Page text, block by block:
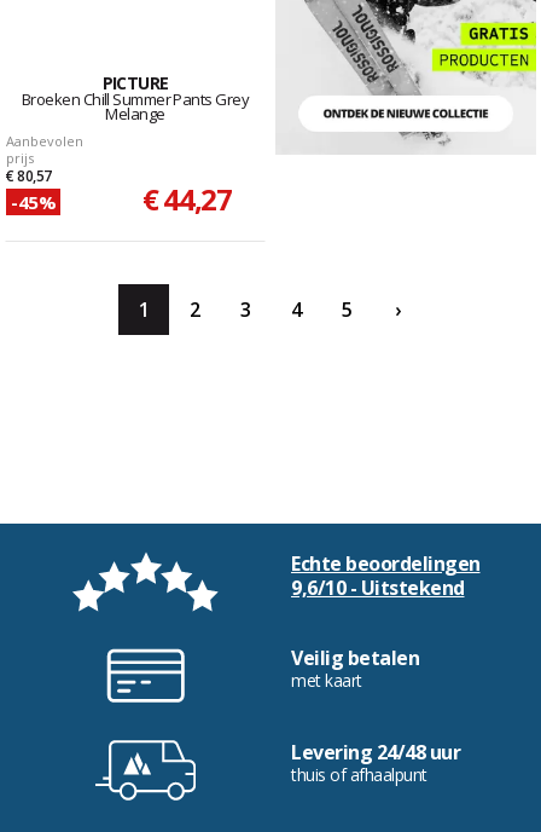
PICTURE
Broeken Chill Summer Pants Grey
Melange
Aanbevolen
prijs
€ 80,57
-45% € 44,27
1 2 3 4 5 ›
Echte beoordelingen
9,6/10 - Uitstekend
Veilig betalen
met kaart
Levering 24/48 uur
thuis of afhaalpunt